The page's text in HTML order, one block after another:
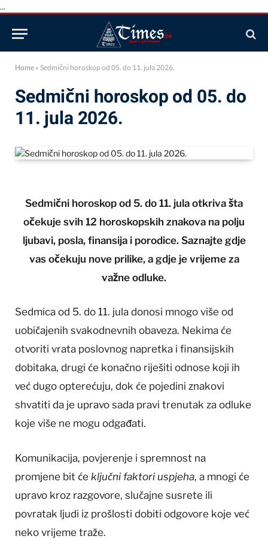
...
Home » Sedmični horoskop od 05. do 11. jula 2026.
Sedmični horoskop od 05. do
11. jula 2026.
Sedmični horoskop od 5. do 11. jula otkriva šta
očekuje svih 12 horoskopskih znakova na polju
ljubavi, posla, finansija i porodice. Saznajte gdje
vas očekuju nove prilike, a gdje je vrijeme za
važne odluke.
Sedmica od 5. do 11. jula donosi mnogo više od
uobičajenih svakodnevnih obaveza. Nekima će
otvoriti vrata poslovnog napretka i finansijskih
dobitaka, drugi će konačno riješiti odnose koji ih
već dugo opterećuju, dok će pojedini znakovi
shvatiti da je upravo sada pravi trenutak za odluke
koje više ne mogu odgađati.
Komunikacija, povjerenje i spremnost na
promjene bit će ključni faktori uspjeha, a mnogi će
upravo kroz razgovore, slučajne susrete ili
povratak ljudi iz prošlosti dobiti odgovore koje već
neko vrijeme traže.